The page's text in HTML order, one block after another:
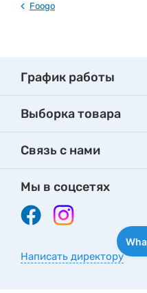
Foogo
График работы
Выборка товара
Связь с нами
Мы в соцсетях
Написать директору